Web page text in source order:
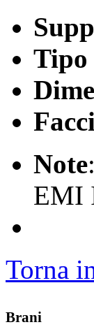
Tipo
Note
EMI
Torna
Brani